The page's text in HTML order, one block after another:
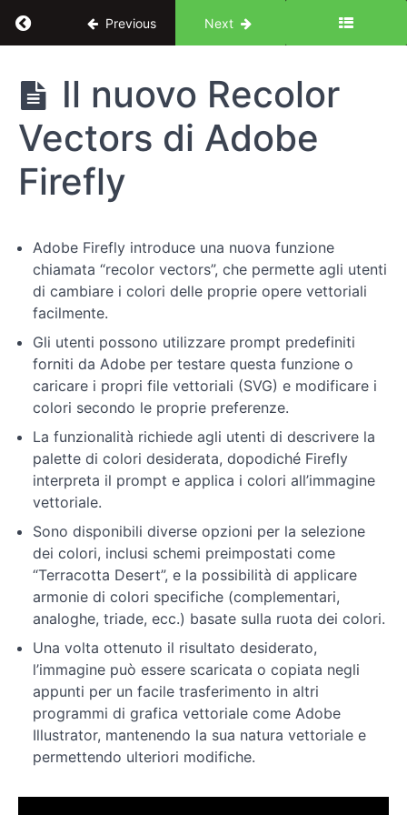
Return to course: Illustrator per UX Design: le
Previous Next
Illustrator
per UX
Design:
le basi
Introduzione
Fondamenti
Illustrator
Pratiche
avanzate
con
Illustrator
Esercitazioni
pratiche
Tecniche
avanzate
Ulteriori
approfondimenti
novità
Il nuovo Recolor
Vectors di Adobe
Firefly
Adobe Firefly introduce una nuova funzione
chiamata “recolor vectors”, che permette agli utenti
di cambiare i colori delle proprie opere vettoriali
facilmente.
Gli utenti possono utilizzare prompt predefiniti
forniti da Adobe per testare questa funzione o
caricare i propri file vettoriali (SVG) e modificare i
colori secondo le proprie preferenze.
La funzionalità richiede agli utenti di descrivere la
palette di colori desiderata, dopodiché Firefly
interpreta il prompt e applica i colori all’immagine
vettoriale.
Sono disponibili diverse opzioni per la selezione
dei colori, inclusi schemi preimpostati come
“Terracotta Desert”, e la possibilità di applicare
armonie di colori specifiche (complementari,
analoghe, triade, ecc.) basate sulla ruota dei colori.
Una volta ottenuto il risultato desiderato,
l’immagine può essere scaricata o copiata negli
appunti per un facile trasferimento in altri
programmi di grafica vettoriale come Adobe
Illustrator, mantenendo la sua natura vettoriale e
permettendo ulteriori modifiche.